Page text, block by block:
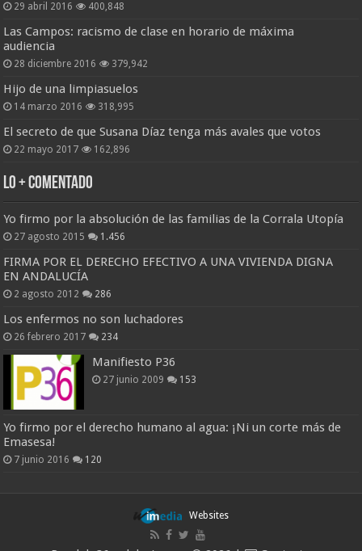
29 abril 2016 400,848
Las Campos: racismo de clase en horario de máxima
audiencia
28 diciembre 2016 379,942
Hijo de una limpiasuelos
14 marzo 2016 318,995
El secreto de que Susana Díaz tenga más avales que votos
22 mayo 2017 162,896
Lo + Comentado
Yo firmo por la absolución de las familias de la Corrala Utopía
27 agosto 2015 1.456
FIRMA POR EL DERECHO EFECTIVO A UNA VIVIENDA DIGNA
EN ANDALUCÍA
2 agosto 2012 286
Los enfermos no son luchadores
26 febrero 2017 234
Manifiesto P36
27 junio 2009 153
Yo firmo por el derecho humano al agua: ¡Ni un corte más de
Emasesa!
7 junio 2016 120
Websites